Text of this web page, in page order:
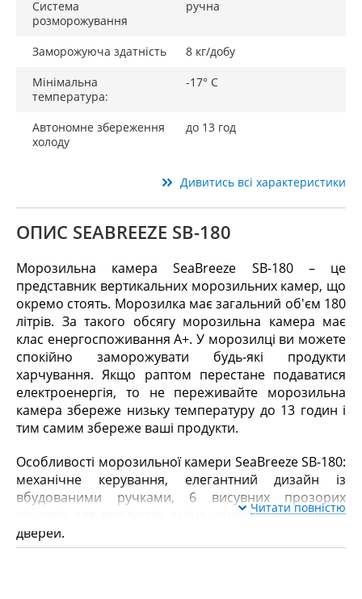
Система
розморожування
ручна
Заморожуюча здатність
8 кг/добу
Мінімальна
температура:
-17° C
Автономне збереження
холоду
до 13 год
Дивитись всі характеристики
ОПИС SEABREEZE SB-180
Морозильна камера SeaBreeze SB-180 – це
представник вертикальних морозильних камер, що
окремо стоять. Морозилка має загальний об'єм 180
літрів. За такого обсягу морозильна камера має
клас енергоспоживання А+. У морозилці ви можете
спокійно заморожувати будь-які продукти
харчування. Якщо раптом перестане подаватися
електроенергія, то не переживайте морозильна
камера збереже низьку температуру до 13 годин і
тим самим збереже ваші продукти.
Особливості морозильної камери SeaBreeze SB-180:
механічне керування, елегантний дизайн із
вбудованими ручками, 6 висувних прозорих
кошиків для продуктів, зміна напряму відчинення
дверей.
Читати повністю